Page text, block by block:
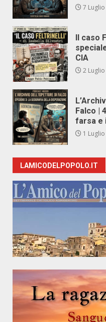
7
Il caso
CIA
2
Falco |
farsa e
1
LAMICODELPOPOLO.IT